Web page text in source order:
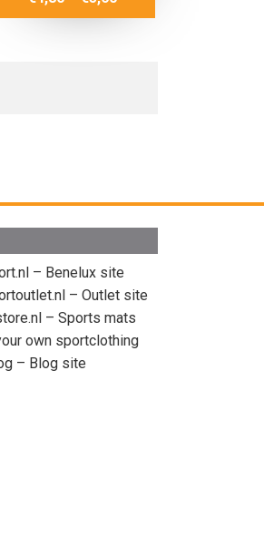
range:
– Benelux site
– Outlet site
– Sports mats
own sportclothing
– Blog site